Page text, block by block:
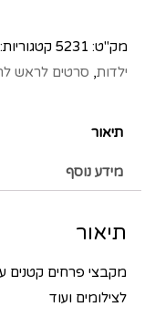
מק"ט: 5231 קטגוריות:
ילדות, סרטים לראש
תיאור
מידע נוסף
תיאור
מקבצי פרחים קטנים
לצילומים ועוד